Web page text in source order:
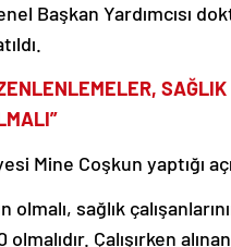
Başkan Yardımcısı
Mine Coşkun yaptığı
olmalı, sağlık
Çalışırken